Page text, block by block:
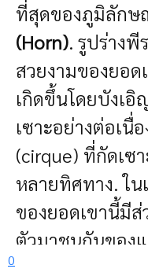
0
ที่สุดของภูมิลัก
(Horn). รูปร่าง
สวยงามของยอด
เกิดขึ้นโดยบังเ
เซาะอย่างต่อเนื่
(cirque) ที่กัดเซ
หลายทิศทาง. ใน
ของยอดเขานี้มีส่
ตัวมาชนกันของ